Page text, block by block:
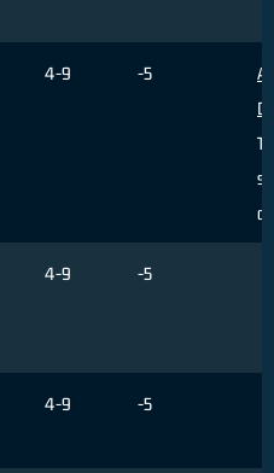
4-9 -5
4-9 -5
4-9 -5